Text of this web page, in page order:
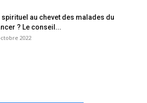
spirituel au chevet des malades du
? Le conseil...
2022